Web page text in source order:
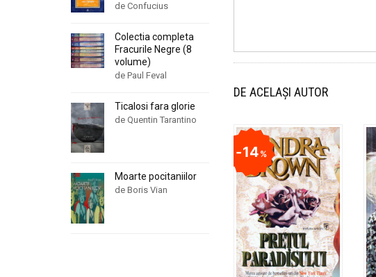
DE ACELAȘI AUTOR
14%
de Confucius
Colectia completa
Fracurile Negre (8
volume)
de Paul Feval
Ticalosi fara glorie
de Quentin Tarantino
Moarte pocitaniilor
de Boris Vian